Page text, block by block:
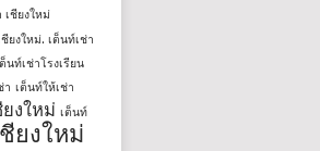
เชียงใหม่
ยงใหม่. เต็นท์เช่า
นท์เช่าโรงเรียน
า เต็นท์ให้เช่า
ยงใหม่ เต็นท์
ยงใหม่